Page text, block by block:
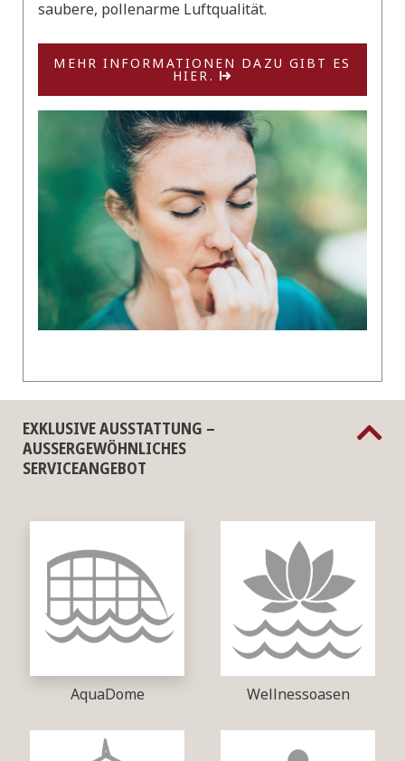
saubere, pollenarme Luftqualität.
MEHR INFORMATIONEN DAZU GIBT ES
HIER.
EXKLUSIVE AUSSTATTUNG –
AUSSERGEWÖHNLICHES S
ERVICEANGEBOT
AquaDome Wellnessoasen